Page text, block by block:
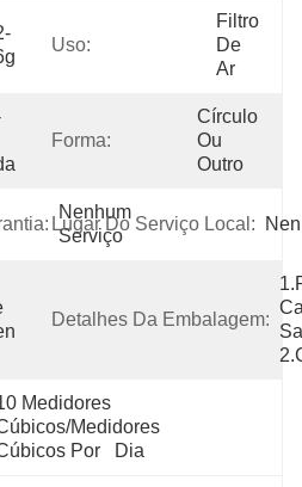
Uso:
Filtro
De
Ar
Forma:
Círculo
Ou
Outro
Nenhum
Serviço
Lugar Do Serviço Local:
Detalhes Da Embalagem:
Medidores
medidores
Por   Dia